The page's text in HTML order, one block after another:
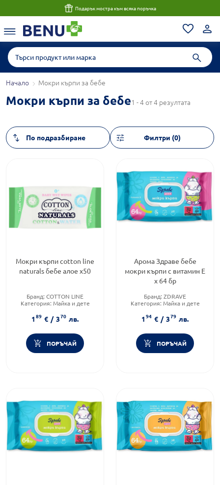
Подарък мостра към всяка поръчка
Начало Мокри кърпи за бебе
Мокри кърпи за бебе1 - 4 от 4 резултата
Филтри (0)
Мокри кърпи cotton line
naturals бебе алое х50
Бранд: COTTON LINE
Категория: Майка и дете
189 € / 370 лв.
ПОРЪЧАЙ
Арома Здраве бебе
мокри кърпи с витамин Е
х 64 бр
Бранд: ZDRAVE
Категория: Майка и дете
кърпички
194 € / 379 лв.
ПОРЪЧАЙ